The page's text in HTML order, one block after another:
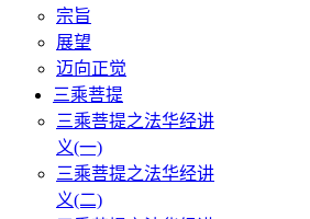
宗旨
展望
迈向正觉
三乘菩提
三乘菩提之法华经讲
义(一)
三乘菩提之法华经讲
义(二)